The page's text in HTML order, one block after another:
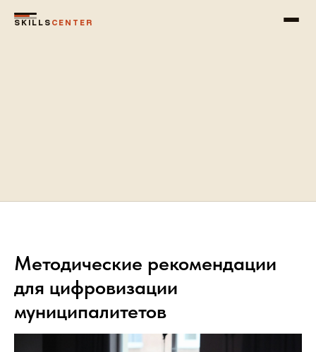
SKILLS CENTER
Методические рекомендации
для цифровизации
муниципалитетов